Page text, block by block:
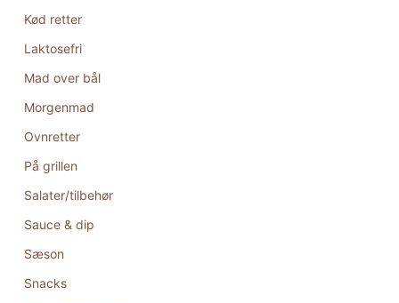
Kød retter
Laktosefri
Mad over bål
Morgenmad
Ovnretter
På grillen
Salater/tilbehør
Sauce & dip
Sæson
Snacks